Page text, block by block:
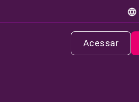
Acessar